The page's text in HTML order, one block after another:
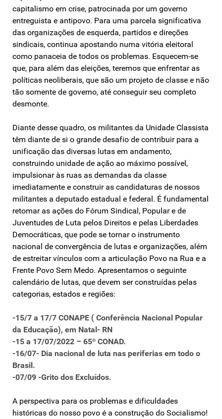
capitalismo em crise, patrocinada por um governo
entreguista e antipovo. Para uma parcela significativa
das organizações de esquerda, partidos e direções
sindicais, continua apostando numa vitória eleitoral
como panaceia de todos os problemas. Esquecem-se
que, para além das eleições, teremos que enfrentar as
políticas neoliberais, que são um projeto de classe e não
tão somente de governo, até conseguir seu completo
desmonte.
Diante desse quadro, os militantes da Unidade Classista
têm diante de si o grande desafio de contribuir para a
unificação das diversas lutas em andamento,
construindo unidade de ação ao máximo possível,
impulsionar às ruas as demandas da classe
imediatamente e construir as candidaturas de nossos
militantes a deputado estadual e federal. É fundamental
retomar as ações do Fórum Sindical, Popular e de
Juventudes de Luta pelos Direitos e pelas Liberdades
Democráticas, que pode se tornar o instrumento
nacional de convergência de lutas e organizações, além
de estreitar vínculos com a articulação Povo na Rua e a
Frente Povo Sem Medo. Apresentamos o seguinte
calendário de lutas, que devem ser construídas pelas
categorias, estados e regiões:
-15/7 a 17/7 CONAPE ( Conferência Nacional Popular
da Educação), em Natal- RN
-15 a 17/07/2022 – 65º CONAD.
-16/07- Dia nacional de luta nas periferias em todo o
Brasil.
-07/09 -Grito dos Excluídos.
A perspectiva para os problemas e dificuldades
históricas do nosso povo é a construção do Socialismo!